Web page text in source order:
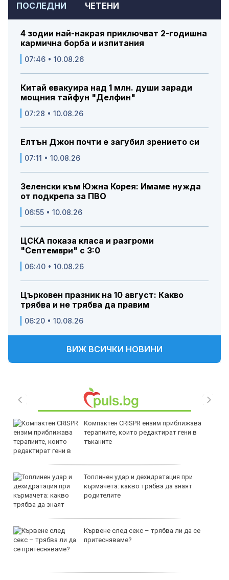
ПОСЛЕДНИ ЧЕТЕНИ
4 зодии най-накрая приключват 2-годишна
кармична борба и изпитания
07:46 • 10.08.26
Китай евакуира над 1 млн. души заради
мощния тайфун "Делфин"
07:28 • 10.08.26
Елтън Джон почти е загубил зрението си
07:11 • 10.08.26
Зеленски към Южна Корея: Имаме нужда
от подкрепа за ПВО
06:55 • 10.08.26
ЦСКА показа класа и разгроми
"Септември" с 3:0
06:40 • 10.08.26
Църковен празник на 10 август: Какво
трябва и не трябва да правим
06:20 • 10.08.26
ВИЖ ВСИЧКИ НОВИНИ
Компактен CRISPR ензим приближава
терапиите, които редактират гени в
тъканите
Топлинен удар и дехидратация при
кърмачета: какво трябва да знаят
родителите
Кървене след секс – трябва ли да се
притесняваме?